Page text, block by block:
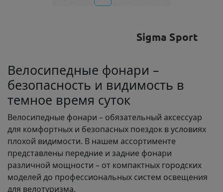
Велосипедные фонари –
безопасность и видимость в
темное время суток
Велосипедные фонари – обязательный аксессуар
для комфортных и безопасных поездок в условиях
плохой видимости. В нашем ассортименте
представлены передние и задние фонари
различной мощности – от компактных городских
моделей до профессиональных систем освещения
для велотуризма.